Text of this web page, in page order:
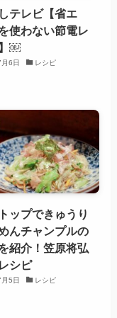
テレビ【省エ
使わない節電レ
￼
6日 レシピ
ップできゅうり
んチャンプルの
紹介！笠原将弘
シピ
5日 レシピ